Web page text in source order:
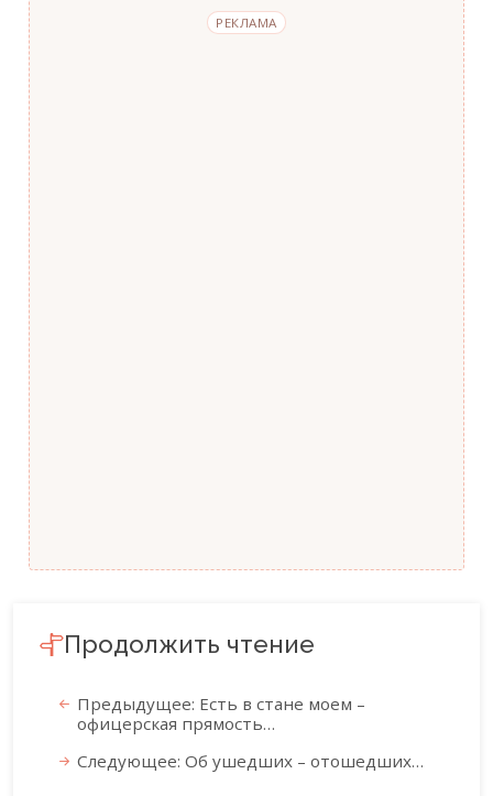
РЕКЛАМА
Продолжить чтение
Предыдущее: Есть в стане моем –
офицерская прямость…
Следующее: Об ушедших – отошедших…